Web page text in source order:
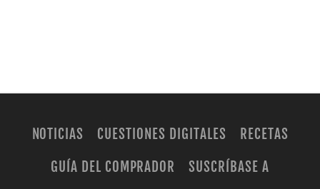
NOTICIAS CUESTIONES DIGITALES
RECETAS
GUÍA DEL COMPRADOR
SUSCRÍBASE A